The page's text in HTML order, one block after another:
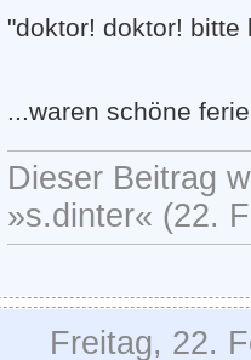
"doktor! doktor!
...waren schöne
Dieser Beitrag
»s.dinter« (22.
Freitag, 22.